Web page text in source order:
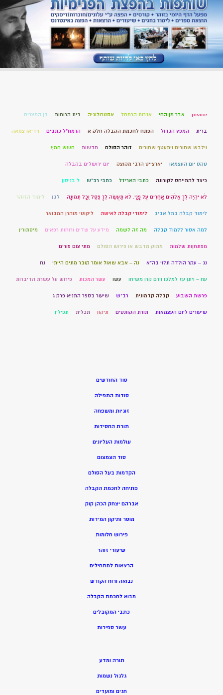
peace אבר מן החי אגרות הרמחל אסטרולוגיה בית הרוחות בן המצרים
ברית המפץ הגדול הפתח לחכמת הקבלה חלק א הרמח"ל כתבים וידיאו צמאה
וילבש שחורים ויתעטף שחורים זוהר הסולם חדשות חשש חמץ
טקס יום העצמאו יארצייט הרבי מקוצק יום ירושלים בקבלה
כיצד להתייחס לקורונה כתבי האריזל כתבי רב"ש ל בניסןן
לֹא יִהְיֶה לְךָ אֱלֹהִים אֲחֵרִים עַל פָּנָי. לֹא תַעֲשֶׂה לְךָ פֶסֶל וְכָל תְּמוּנָה לבן לימוד הזוהר
לימוד קבלה בתל אביב לימודי קבלה לאישה ליקוטי מוהרן המבואר
למה אסור ללמוד קבלה מה זה לשמה מידע על שדים ורוחות רפאים מיסתורין
מפתחןות שלמות מתוק מדבש או פירוש הסולם מתי צום פורים
נג – עקר הולדה תלוי בה"א נה – אבא שאול אומר קובר מתים הייתי נח
עח – ויתן עז למלכו וירם קרן משיחו עשו עשר המכות פירוש על עשרת הדיברות
פרשת השבוע קבלה קדמונית רב"ש שיעור בספר התניא פרק ג
שיעורים ליום העצמאות תורת הקוונטים תיקון תכלית תפילין
סוד החודשים
סודות התפילה
זוגיות ומשפחה
תורת החסידות
עולמות העליונים
סוד הצמצום
הקדמות בעל הסולם
פתיחה לחכמת הקבלה
אברהם יצחק הכהן קוק
מוסר ותיקון המידות
פירוש חלומות
שיעורי זוהר
הרצאות למתחילים
נבואה ורוח הקודש
מבוא לחכמת הקבלה
כתבי המקובלים
עשר ספירות
תורה ומדע
גלגול נשמות
חגים ומועדים